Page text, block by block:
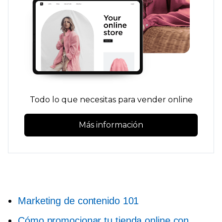
Todo lo que necesitas para vender online
Más información
Marketing de contenido 101